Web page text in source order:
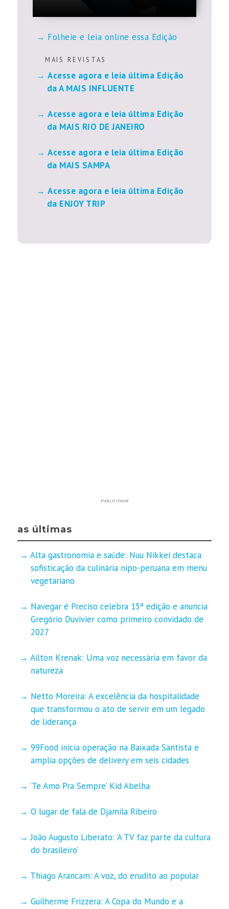
Folheie e leia online essa Edição
M A I S R E V I S T A S
Acesse agora e leia última Edição
da A MAIS INFLUENTE
Acesse agora e leia última Edição
da MAIS RIO DE JANEIRO
Acesse agora e leia última Edição
da MAIS SAMPA
Acesse agora e leia última Edição
da ENJOY TRIP
PUBLICIDADE
as últimas
Alta gastronomia e saúde: Nuu Nikkei destaca
sofisticação da culinária nipo-peruana em menu
vegetariano
Navegar é Preciso celebra 15ª edição e anuncia
Gregório Duvivier como primeiro convidado de
2027
Ailton Krenak: Uma voz necessária em favor da
natureza
Netto Moreira: A excelência da hospitalidade
que transformou o ato de servir em um legado
de liderança
99Food inicia operação na Baixada Santista e
amplia opções de delivery em seis cidades
‘Te Amo Pra Sempre’ Kid Abelha
O lugar de fala de Djamila Ribeiro
João Augusto Liberato: ‘A TV faz parte da cultura
do brasileiro’
Thiago Arancam: A voz, do erudito ao popular
Guilherme Frizzera: A Copa do Mundo e a